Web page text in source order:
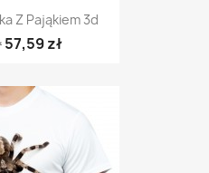
Z Pająkiem 3d
57,59 zł